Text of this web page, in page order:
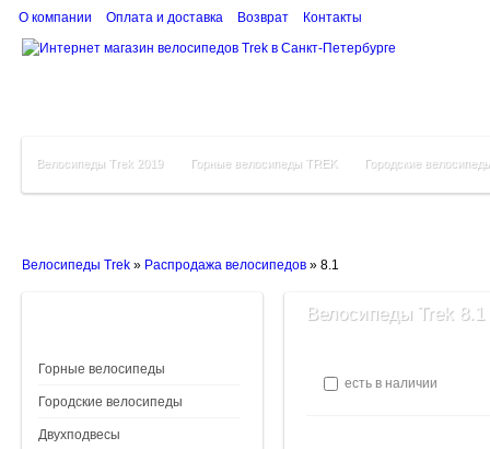
О компании Оплата и доставка Возврат Контакты
Велосипеды Trek 2019 Горные велосипеды TREK Городские
Велосипеды Trek » Распродажа велосипедов » 8.1
Горные велосипеды
Городские велосипеды
Двухподвесы
Велосипеды Trek 8.1
есть в наличии